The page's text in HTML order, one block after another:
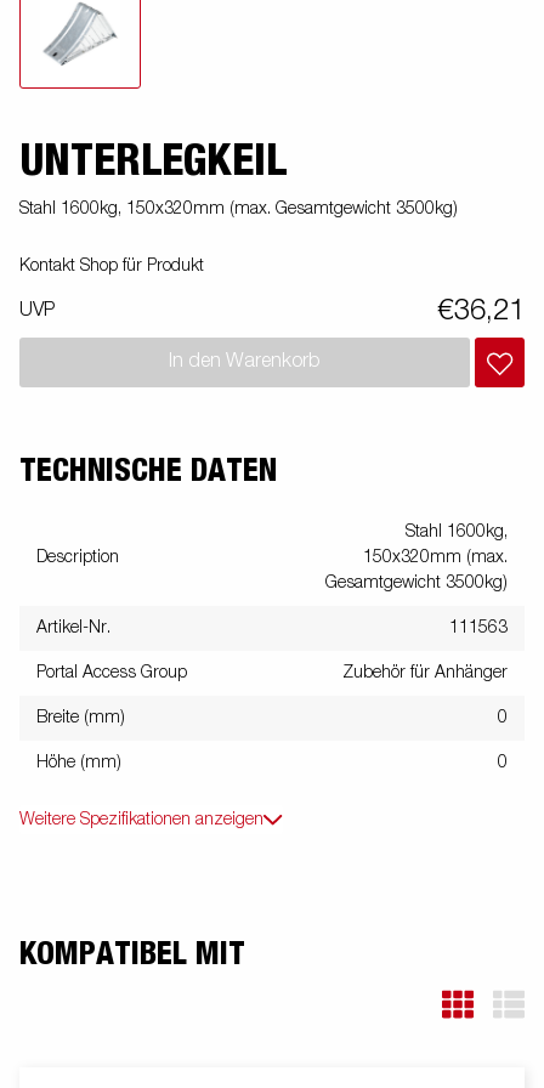
UNTERLEGKEIL
Stahl 1600kg, 150x320mm (max. Gesamtgewicht 3500kg)
Kontakt Shop für Produkt
UVP €36,21
In den Warenkorb
TECHNISCHE DATEN
Description
Stahl 1600kg,
150x320mm (max.
Gesamtgewicht 3500kg)
Artikel-Nr. 111563
Portal Access Group Zubehör für Anhänger
Breite (mm) 0
Höhe (mm) 0
Weitere Spezifikationen anzeigen
KOMPATIBEL MIT